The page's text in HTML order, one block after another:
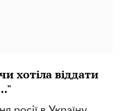
хотіла віддати